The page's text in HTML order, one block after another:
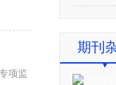
期刊